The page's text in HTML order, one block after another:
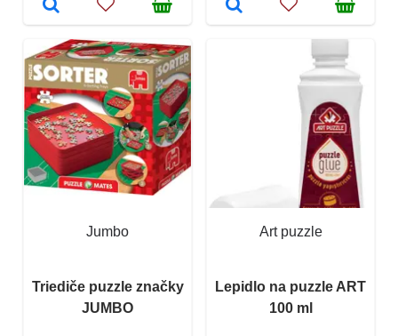
Jumbo
Triediče puzzle značky
JUMBO
Art puzzle
Lepidlo na puzzle ART
100 ml